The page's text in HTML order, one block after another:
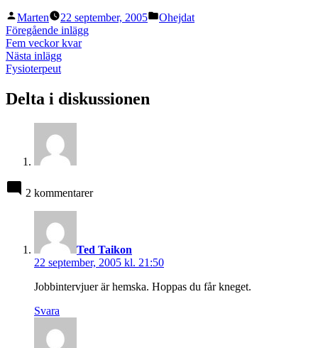
Publicerat
av
Marten 22 september, 2005
Publicerat
Ohejdat
Inläggsnavigering
Föregående inläggFöregående
Fem veckor kvar
Nästa inläggNästa
Fysioterpeut
Delta i diskussionen
2 kommentarer
Ted Taikon
22 september, 2005 kl. 21:50
Jobbintervjuer är hemska. Hoppas du får kneget.
Svara